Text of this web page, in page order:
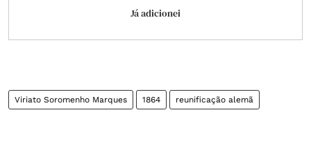
Já adicionei
Viriato Soromenho Marques 1864 reunificação alemã